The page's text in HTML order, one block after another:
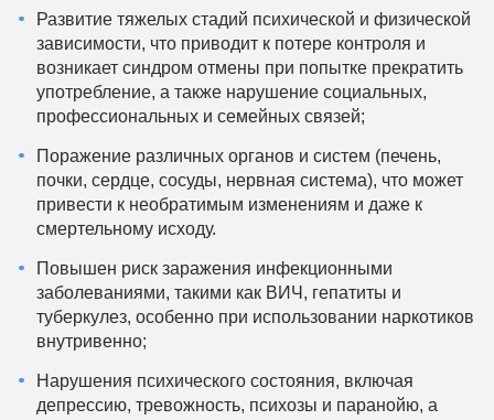
Развитие тяжелых стадий психической и физической
зависимости, что приводит к потере контроля и
возникает синдром отмены при попытке прекратить
употребление, а также нарушение социальных,
профессиональных и семейных связей;
Поражение различных органов и систем (печень,
почки, сердце, сосуды, нервная система), что может
привести к необратимым изменениям и даже к
смертельному исходу.
Повышен риск заражения инфекционными
заболеваниями, такими как ВИЧ, гепатиты и
туберкулез, особенно при использовании наркотиков
внутривенно;
Нарушения психического состояния, включая
депрессию, тревожность, психозы и паранойю, а